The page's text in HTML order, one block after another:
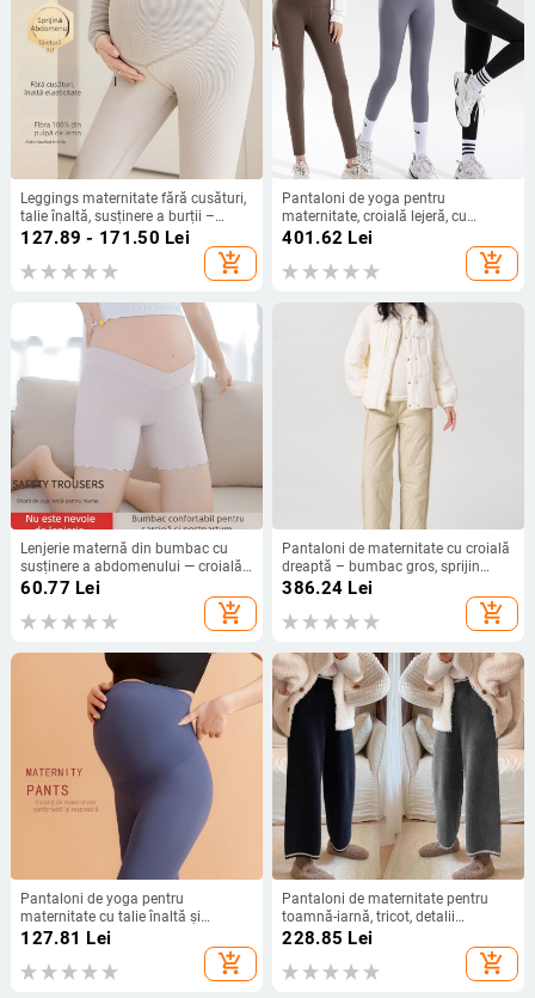
Leggings maternitate fără cusături,
talie înaltă, susținere a burții –
țesătură groasă, poliester 70–80%
și spandex până la 30%, elasticitate
ridicată
127.89 - 171.50 Lei
add_shopping_cart
Pantaloni de yoga pentru
maternitate, croială lejeră, cu
susținere a burții (Țesătură Nylon,
Grosime medie, Pantaloni lungi,
Ușoară elasticitate)
401.62 Lei
add_shopping_cart
Lenjerie maternă din bumbac cu
susținere a abdomenului — croială
lejeră, grosime medie, 95% bumbac,
60.77 Lei
add_shopping_cart
Pantaloni de maternitate cu croială
dreaptă – bumbac gros, sprijin
abdominal, micro-elasticitate,
386.24 Lei
add_shopping_cart
Pantaloni de yoga pentru
maternitate cu talie înaltă și
susținere a burticii, croi strâns,
material nylon/spandex, lungime
cropped
127.81 Lei
add_shopping_cart
Pantaloni de maternitate pentru
toamnă-iarnă, tricot, detalii
contrastante, croială dreaptă,
susținere abdominală, lungime
9/10
228.85 Lei
add_shopping_cart